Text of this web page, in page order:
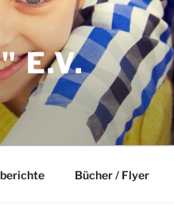
E.V.
Bücher / Flyer